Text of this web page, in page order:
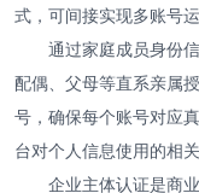
式，可间接实现多账号
通过家庭成员身份
配偶、父母等直系亲属
号，确保每个账号对应
台对个人信息使用的相关
企业主体认证是商